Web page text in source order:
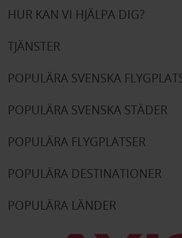
HUR KAN VI HJÄLPA DIG?
TJÄNSTER
POPULÄRA SVENSKA
POPULÄRA SVENSKA STÄDER
POPULÄRA FLYGPLATSER
POPULÄRA DESTINATIONER
POPULÄRA LÄNDER